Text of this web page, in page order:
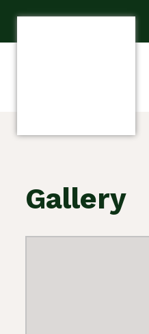
Gallery